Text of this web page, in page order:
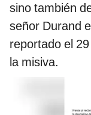
sino también
señor Durand
reportado el
la misiva.